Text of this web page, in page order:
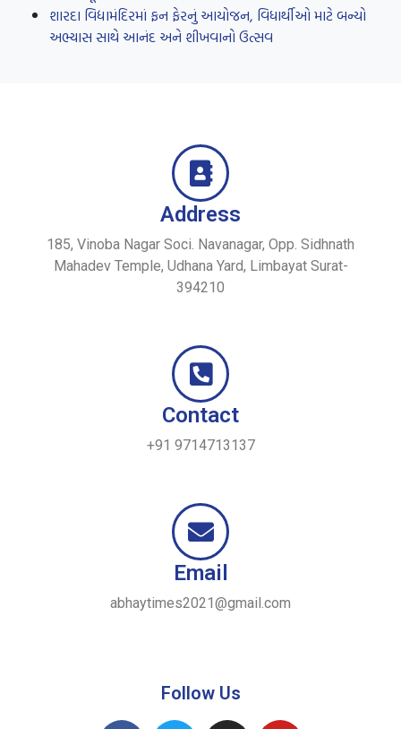
શારદા વિદ્યામંદિરમાં ફન ફેરનું આયોજન, વિધાર્થીઓ માટે બન્યો
અભ્યાસ સાથે આનંદ અને શીખવાનો ઉત્સવ
Address
185, Vinoba Nagar Soci. Navanagar, Opp. Sidhnath
Mahadev Temple, Udhana Yard, Limbayat Surat-
394210
Contact
+91 9714713137
Email
abhaytimes2021@gmail.com
Follow Us